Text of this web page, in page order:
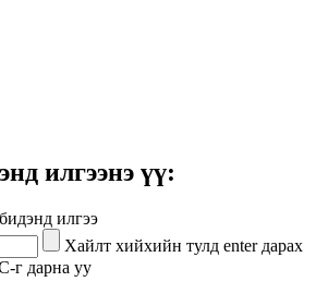
илгээнэ үү:
илгээ
Хайлт хийхийн тулд enter дарах
г дарна уу